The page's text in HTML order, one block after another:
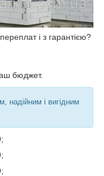
і з гарантією?
бюджет.
надійним і вигідним